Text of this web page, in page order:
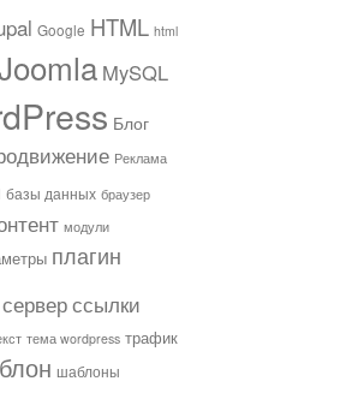
Google HTML html
MySQL
Блог
Реклама
базы данных браузер
модули
плагин
серверссылки
тема wordpress трафик
шаблоны